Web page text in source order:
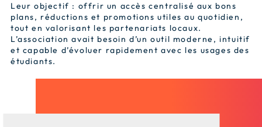
Leur objectif : offrir un accès centralisé aux bons
plans, réductions et promotions utiles au quotidien,
tout en valorisant les partenariats locaux.
L’association avait besoin d’un outil moderne, intuitif
et capable d’évoluer rapidement avec les usages des
étudiants.